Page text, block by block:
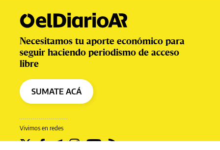
Vivimos en redes
Necesitamos tu aporte económico para
seguir haciendo periodismo de acceso
libre
SUMATE ACÁ